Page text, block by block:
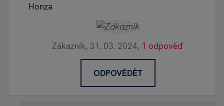
Honza
Zákazník, 31. 03. 2024, 1 odpověď
ODPOVĚDĚT